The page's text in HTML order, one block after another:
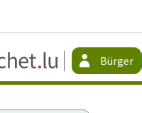
Guichet.lu
-
Bürger